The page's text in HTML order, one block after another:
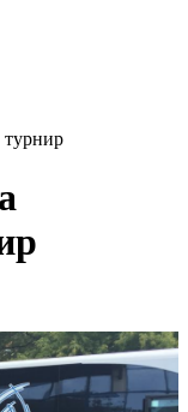
турнир